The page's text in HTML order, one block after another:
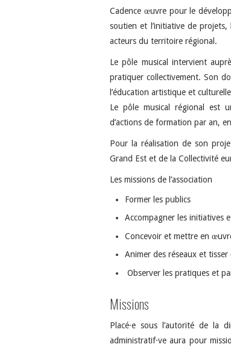
Cadence œuvre pour le
soutien et l’initiative de projets,
acteurs du territoire régional.
Le pôle musical intervient
pratiquer collectivement. Son
l’éducation artistique et
Le pôle musical régional est
d’actions de formation par an,
Pour la réalisation de son
Grand Est et de la Collectivité
Les missions de l’association
Former les publics
Accompagner les initiatives
Concevoir et mettre en
Animer des réseaux et
Observer les pratiques et
Missions
Placé·e sous l’autorité de la
administratif·ve aura pour